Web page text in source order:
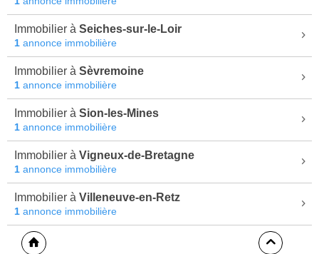
Immobilier à Seiches-sur-le-Loir
1 annonce immobilière
Immobilier à Sèvremoine
1 annonce immobilière
Immobilier à Sion-les-Mines
1 annonce immobilière
Immobilier à Vigneux-de-Bretagne
1 annonce immobilière
Immobilier à Villeneuve-en-Retz
1 annonce immobilière